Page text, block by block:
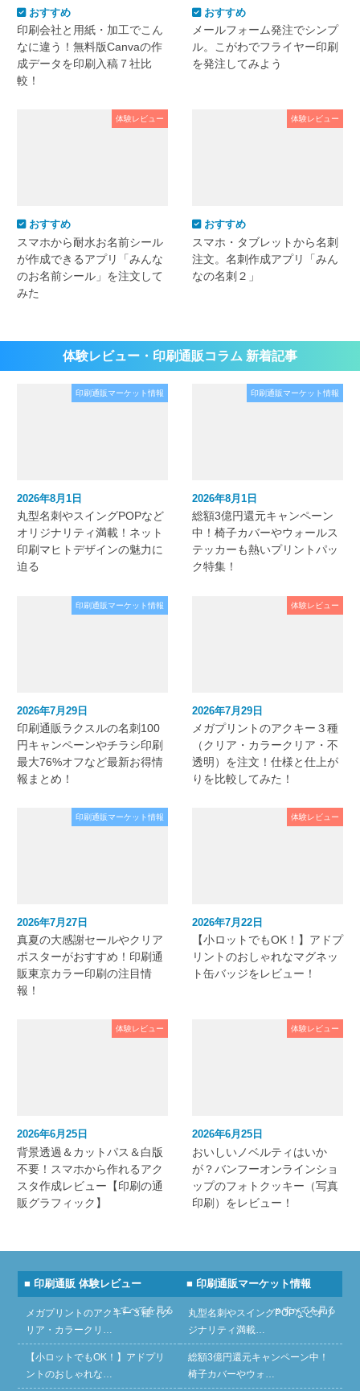
おすすめ
印刷会社と用紙・加工でこん
なに違う！無料版Canvaの作
成データを印刷入稿７社比
較！
おすすめ
メールフォーム発注でシンプ
ル。こがわでフライヤー印刷
を発注してみよう
体験レビュー
おすすめ
スマホから耐水お名前シール
が作成できるアプリ「みんな
のお名前シール」を注文して
みた
体験レビュー
おすすめ
スマホ・タブレットから名刺
注文。名刺作成アプリ「みん
なの名刺２」
体験レビュー・印刷通販コラム 新着記事
印刷通販マーケット情報
2026年8月1日
丸型名刺やスイングPOPなど
オリジナリティ満載！ネット
印刷マヒトデザインの魅力に
迫る
印刷通販マーケット情報
2026年8月1日
総額3億円還元キャンペーン
中！椅子カバーやウォールス
テッカーも熱いプリントパッ
ク特集！
印刷通販マーケット情報
2026年7月29日
印刷通販ラクスルの名刺100
円キャンペーンやチラシ印刷
最大76%オフなど最新お得情
報まとめ！
体験レビュー
2026年7月29日
メガプリントのアクキー３種
（クリア・カラークリア・不
透明）を注文！仕様と仕上が
りを比較してみた！
印刷通販マーケット情報
2026年7月27日
真夏の大感謝セールやクリア
ポスターがおすすめ！印刷通
販東京カラー印刷の注目情
報！
体験レビュー
2026年7月22日
【小ロットでもOK！】アドプ
リントのおしゃれなマグネッ
ト缶バッジをレビュー！
体験レビュー
2026年6月25日
背景透過＆カットパス＆白版
不要！スマホから作れるアク
スタ作成レビュー【印刷の通
販グラフィック】
体験レビュー
2026年6月25日
おいしいノベルティはいか
が？バンフーオンラインショ
ップのフォトクッキー（写真
印刷）をレビュー！
■ 印刷通販 体験レビュー
» すべてを見る
メガプリントのアクキー３種（ク
リア・カラークリ…
【小ロットでもOK！】アドプリ
ントのおしゃれな…
■ 印刷通販マーケット情報
» すべてを見る
丸型名刺やスイングPOPなどオリ
ジナリティ満載…
総額3億円還元キャンペーン中！
椅子カバーやウォ…